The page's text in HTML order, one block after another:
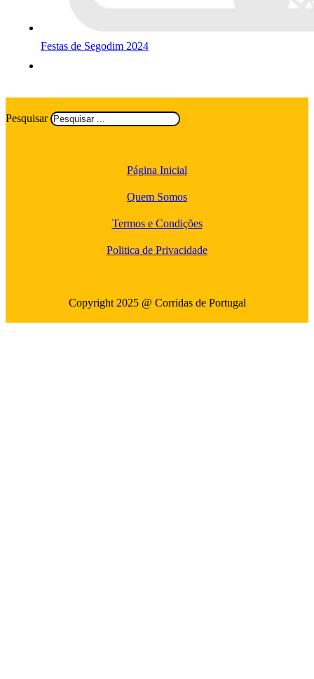
Festas de Segodim 2024
Pesquisar
Página Inicial
Quem Somos
Termos e Condições
Politica de Privacidade
Copyright 2025 @ Corridas de Portugal